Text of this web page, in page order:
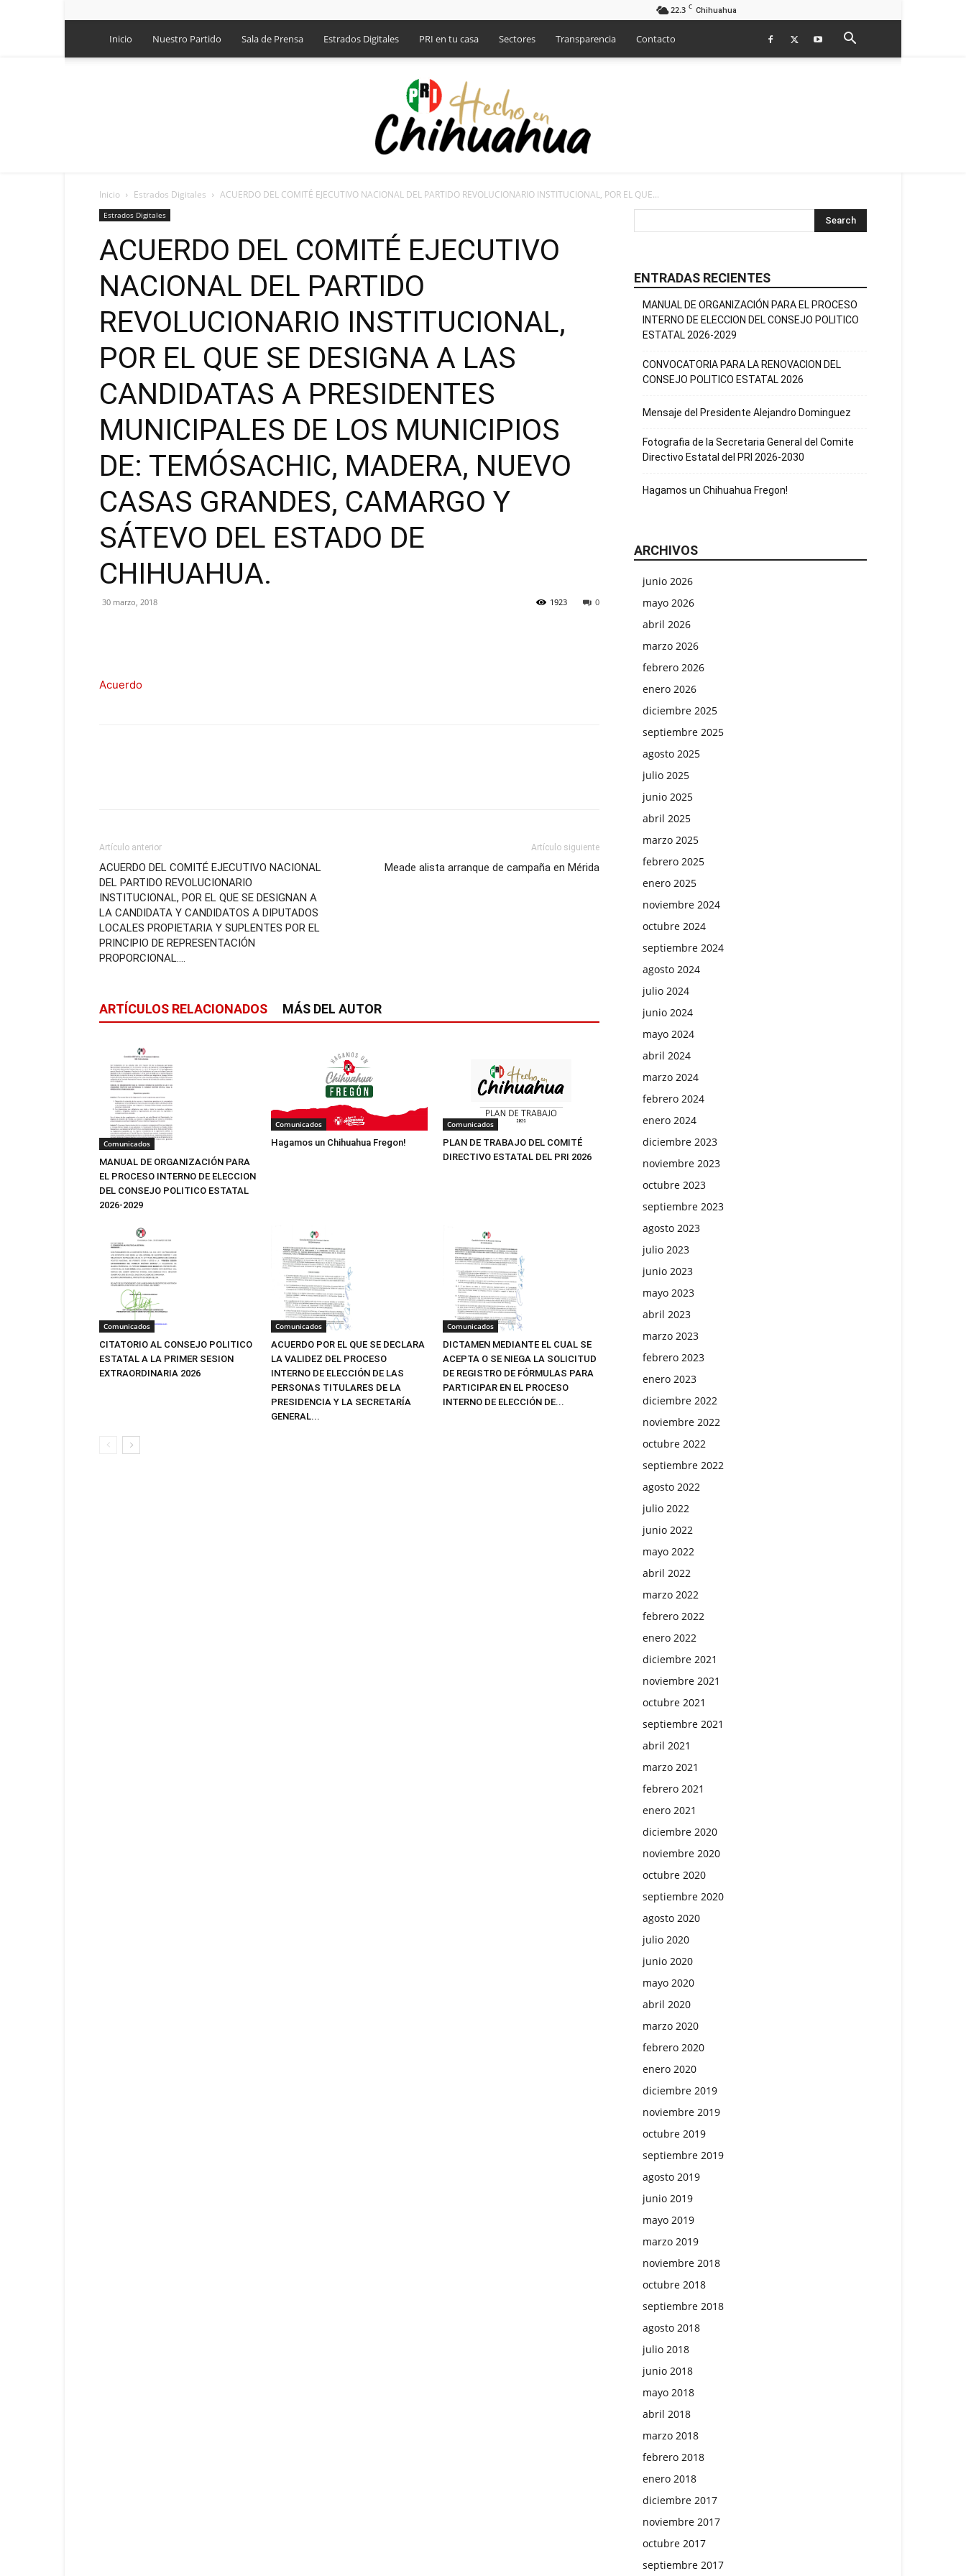
22.3 C Chihuahua
Inicio Nuestro Partido Sala de Prensa Estrados Digitales PRI en tu casa Sectores Transparencia Contacto
|
CDE
Inicio Estrados Digitales ACUERDO DEL COMITÉ EJECUTIVO NACIONAL DEL PARTIDO REVOLUCIONARIO INSTITUCIONAL, POR EL QUE...
Estrados Digitales
ACUERDO DEL COMITÉ EJECUTIVO
NACIONAL DEL PARTIDO
REVOLUCIONARIO INSTITUCIONAL,
POR EL QUE SE DESIGNA A LAS
CANDIDATAS A PRESIDENTES
MUNICIPALES DE LOS MUNICIPIOS
DE: TEMÓSACHIC, MADERA, NUEVO
CASAS GRANDES, CAMARGO Y
SÁTEVO DEL ESTADO DE
CHIHUAHUA.
30 marzo, 2018 0
1923
Acuerdo
Artículo anterior
ACUERDO DEL COMITÉ EJECUTIVO NACIONAL
DEL PARTIDO REVOLUCIONARIO
INSTITUCIONAL, POR EL QUE SE DESIGNAN A
LA CANDIDATA Y CANDIDATOS A DIPUTADOS
LOCALES PROPIETARIA Y SUPLENTES POR EL
PRINCIPIO DE REPRESENTACIÓN
PROPORCIONAL….
Artículo siguiente
Meade alista arranque de campaña en Mérida
ARTÍCULOS RELACIONADOS MÁS DEL AUTOR
Comunicados
MANUAL DE ORGANIZACIÓN PARA
EL PROCESO INTERNO DE ELECCION
DEL CONSEJO POLITICO ESTATAL
2026-2029
Comunicados
Hagamos un Chihuahua Fregon!
Comunicados
PLAN DE TRABAJO DEL COMITÉ
DIRECTIVO ESTATAL DEL PRI 2026
Comunicados
CITATORIO AL CONSEJO POLITICO
ESTATAL A LA PRIMER SESION
EXTRAORDINARIA 2026
Comunicados
ACUERDO POR EL QUE SE DECLARA
LA VALIDEZ DEL PROCESO
INTERNO DE ELECCIÓN DE LAS
PERSONAS TITULARES DE LA
PRESIDENCIA Y LA SECRETARÍA
GENERAL...
Comunicados
DICTAMEN MEDIANTE EL CUAL SE
ACEPTA O SE NIEGA LA SOLICITUD
DE REGISTRO DE FÓRMULAS PARA
PARTICIPAR EN EL PROCESO
INTERNO DE ELECCIÓN DE...
ENTRADAS RECIENTES
MANUAL DE ORGANIZACIÓN PARA EL PROCESO
INTERNO DE ELECCION DEL CONSEJO POLITICO
ESTATAL 2026-2029
CONVOCATORIA PARA LA RENOVACION DEL
CONSEJO POLITICO ESTATAL 2026
Mensaje del Presidente Alejandro Dominguez
Fotografia de la Secretaria General del Comite
Directivo Estatal del PRI 2026-2030
Hagamos un Chihuahua Fregon!
ARCHIVOS
junio 2026
mayo 2026
abril 2026
marzo 2026
febrero 2026
enero 2026
diciembre 2025
septiembre 2025
agosto 2025
julio 2025
junio 2025
abril 2025
marzo 2025
febrero 2025
enero 2025
noviembre 2024
octubre 2024
septiembre 2024
agosto 2024
julio 2024
junio 2024
mayo 2024
abril 2024
marzo 2024
febrero 2024
enero 2024
diciembre 2023
noviembre 2023
octubre 2023
septiembre 2023
agosto 2023
julio 2023
junio 2023
mayo 2023
abril 2023
marzo 2023
febrero 2023
enero 2023
diciembre 2022
noviembre 2022
octubre 2022
septiembre 2022
agosto 2022
julio 2022
junio 2022
mayo 2022
abril 2022
marzo 2022
febrero 2022
enero 2022
diciembre 2021
noviembre 2021
octubre 2021
septiembre 2021
abril 2021
marzo 2021
febrero 2021
enero 2021
diciembre 2020
noviembre 2020
octubre 2020
septiembre 2020
agosto 2020
julio 2020
junio 2020
mayo 2020
abril 2020
marzo 2020
febrero 2020
enero 2020
diciembre 2019
noviembre 2019
octubre 2019
septiembre 2019
agosto 2019
junio 2019
mayo 2019
marzo 2019
noviembre 2018
octubre 2018
septiembre 2018
agosto 2018
julio 2018
junio 2018
mayo 2018
abril 2018
marzo 2018
febrero 2018
enero 2018
diciembre 2017
noviembre 2017
octubre 2017
septiembre 2017